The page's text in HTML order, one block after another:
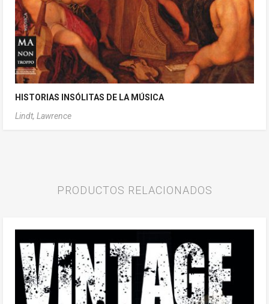
HISTORIAS INSÓLITAS DE LA MÚSICA
Lindt, Lawrence
PRODUCTOS RELACIONADOS